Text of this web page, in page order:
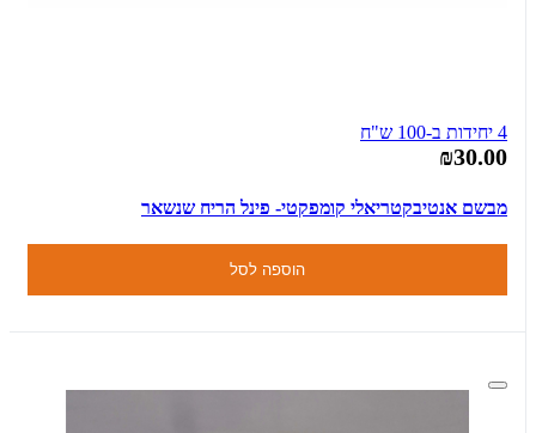
4 יחידות ב-100 ש"ח
₪30.00
מבשם אנטיבקטריאלי קומפקטי- פינל הריח שנשאר
הוספה לסל